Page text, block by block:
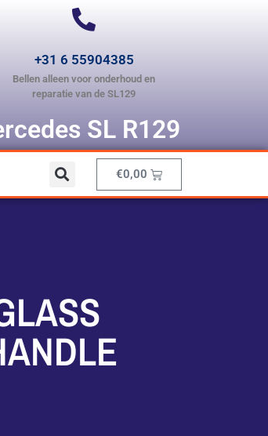
+31 6 55904385
Bellen alleen voor onderhoud en
reparatie van de SL129
SL R129
€0,00